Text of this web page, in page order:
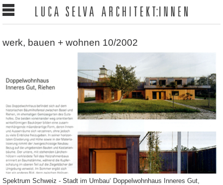
werk, bauen + wohnen 10/2002
Spektrum Schweiz - Stadt im Umbau‘ Doppelwohnhaus Inneres Gut,